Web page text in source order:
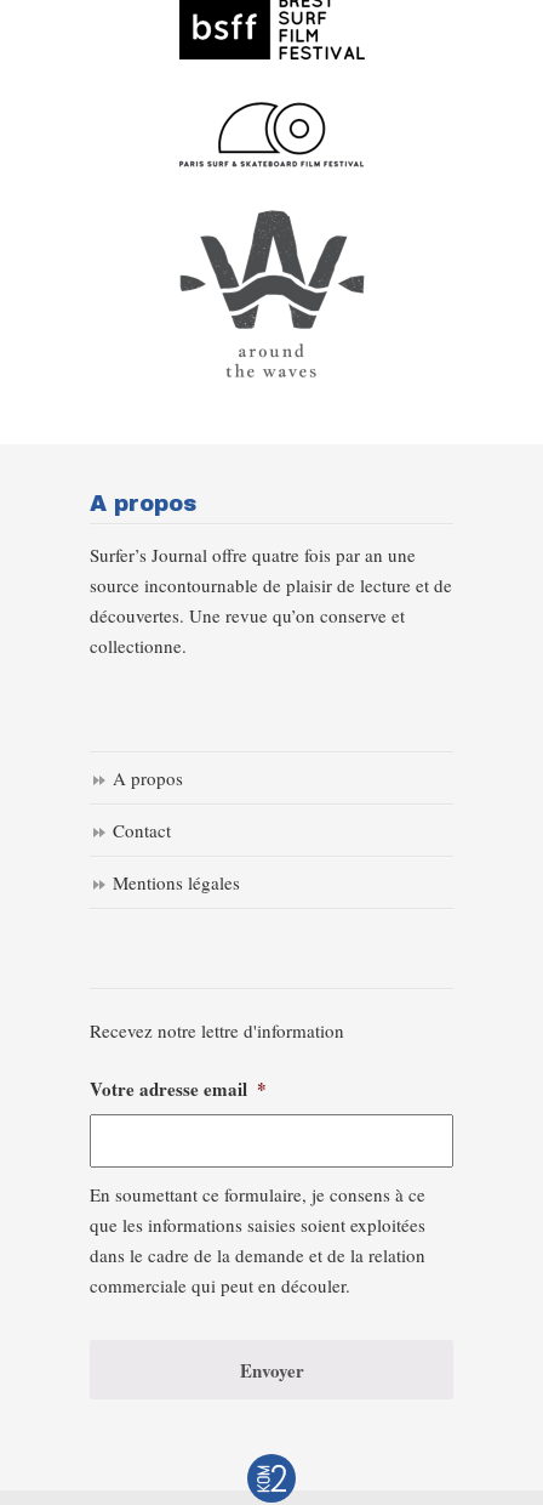
A propos
Surfer’s Journal offre quatre fois par an une
source incontournable de plaisir de lecture et de
découvertes. Une revue qu’on conserve et
collectionne.
A propos
Contact
Mentions légales
Recevez notre lettre d'information
Votre adresse email *
En soumettant ce formulaire, je consens à ce
que les informations saisies soient exploitées
dans le cadre de la demande et de la relation
commerciale qui peut en découler.